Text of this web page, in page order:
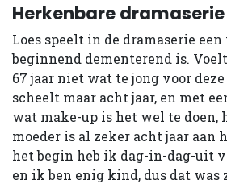
Herkenbare dramaserie
Loes speelt in de dramaserie
beginnend dementerend is.
67 jaar niet wat te jong voor deze
scheelt maar acht jaar, en met
wat make-up is het wel te doen,
moeder is al zeker acht jaar aan
het begin heb ik dag-in-dag-uit
en ik ben enig kind, dus dat was